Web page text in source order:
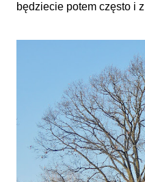
będziecie potem często i